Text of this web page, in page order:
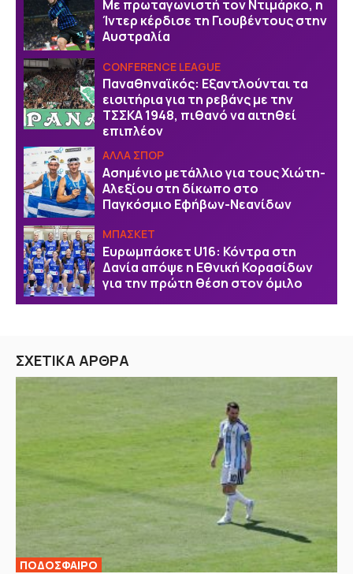
Με πρωταγωνιστή τον Ντιμάρκο, η
Ίντερ κέρδισε τη Γιουβέντους στην
Αυστραλία
CONFERENCE LEAGUE
Παναθηναϊκός: Εξαντλούνται τα
εισιτήρια για τη ρεβάνς με την
ΤΣΣΚΑ 1948, πιθανό να αιτηθεί
επιπλέον
ΑΛΛΑ ΣΠΟΡ
Ασημένιο μετάλλιο για τους Χιώτη-
Αλεξίου στη δίκωπο στο
Παγκόσμιο Εφήβων-Νεανίδων
ΜΠΑΣΚΕΤ
Ευρωμπάσκετ U16: Κόντρα στη
Δανία απόψε η Εθνική Κορασίδων
για την πρώτη θέση στον όμιλο
ΣΧΕΤΙΚΑ ΑΡΘΡΑ
ΠΟΔΟΣΦΑΙΡΟ